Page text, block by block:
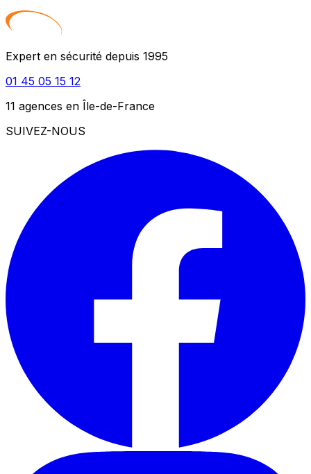
Expert en sécurité depuis 1995
01 45 05 15 12
11 agences en Île-de-France
SUIVEZ-NOUS